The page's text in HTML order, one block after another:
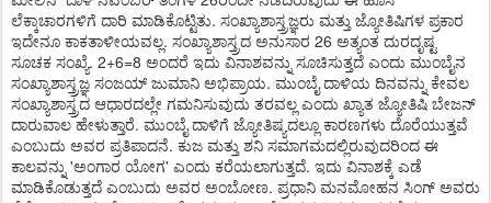
ಲೆಕ್ಕಾಚಾರಗಳಿಗೆ ದಾರಿ ಮಾಡಿಕೊಟ್ಟಿತು. ಸಂಖ್ಯಾಶಾಸ್ತ್ರಜ್ಞರು ಮತ್ತು ಜ್ಯೋತಿಷಿಗಳ ಪ್ರಕಾರ
ಇದೇನೂ ಕಾಕತಾಳೀಯವಲ್ಲ. ಸಂಖ್ಯಾಶಾಸ್ತ್ರದ ಅನುಸಾರ 26 ಅತ್ಯಂತ ದುರದೃಷ್ಟ
ಸೂಚಕ ಸಂಖ್ಯೆ. 2+6=8 ಅಂದರೆ ಇದು ವಿನಾಶವನ್ನು ಸೂಚಿಸುತ್ತದೆ ಎಂದು ಮುಂಬೈನ
ಸಂಖ್ಯಾಶಾಸ್ತ್ರಜ್ಞ ಸಂಜಯ್ ಜುಮಾನಿ ಅಭಿಪ್ರಾಯ. ಮುಂಬೈ ದಾಳಿಯ ದಿನವನ್ನು ಕೇವಲ
ಸಂಖ್ಯಾಶಾಸ್ತ್ರದ ಆಧಾರದಲ್ಲೇ ಗಮನಿಸುವುದು ತರವಲ್ಲ ಎಂದು ಖ್ಯಾತ ಜ್ಯೋತಿಷಿ ಬೇಜನ್
ದಾರುವಾಲ ಹೇಳುತ್ತಾರೆ. ಮುಂಬೈ ದಾಳಿಗೆ ಜ್ಯೋತಿಷ್ಯದಲ್ಲೂ ಕಾರಣಗಳು ದೊರೆಯುತ್ತವೆ
ಎಂಬುದು ಅವರ ಪ್ರತಿಪಾದನೆ. ಕುಜ ಮತ್ತು ಶನಿ ಸಮಾಗಮದಲ್ಲಿರುವುದರಿಂದ ಈ
ಕಾಲವನ್ನು 'ಅಂಗಾರ ಯೋಗ' ಎಂದು ಕರೆಯಲಾಗುತ್ತದೆ. ಇದು ವಿನಾಶಕ್ಕೆ ಎಡೆ
ಮಾಡಿಕೊಡುತ್ತದೆ ಎಂಬುದು ಅವರ ಅಂಬೋಣ. ಪ್ರಧಾನಿ ಮನಮೋಹನ ಸಿಂಗ್ ಅವರು